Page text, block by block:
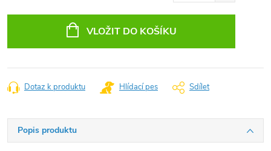
VLOŽIT DO KOŠÍKU
Dotaz k produktu Hlídací pes Sdílet
Popis produktu